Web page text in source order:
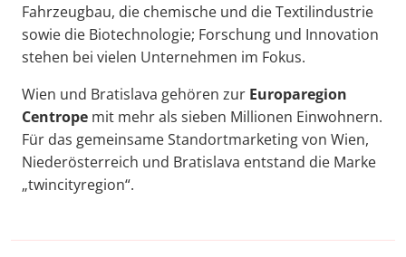
Fahrzeugbau, die chemische und die Textilindustrie
sowie die Biotechnologie; Forschung und Innovation
stehen bei vielen Unternehmen im Fokus.
Wien und Bratislava gehören zur Europaregion
Centrope mit mehr als sieben Millionen Einwohnern.
Für das gemeinsame Standortmarketing von Wien,
Niederösterreich und Bratislava entstand die Marke
„twincityregion“.